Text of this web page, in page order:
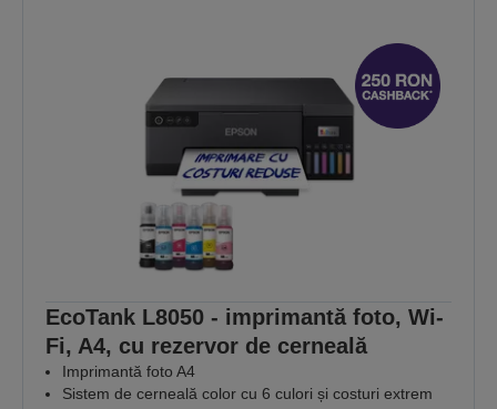
EcoTank L8050 - imprimantă foto, Wi-
Fi, A4, cu rezervor de cerneală
Imprimantă foto A4
Sistem de cerneală color cu 6 culori și costuri extrem